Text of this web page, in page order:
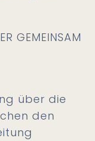
GEMEINSAM
über die
den